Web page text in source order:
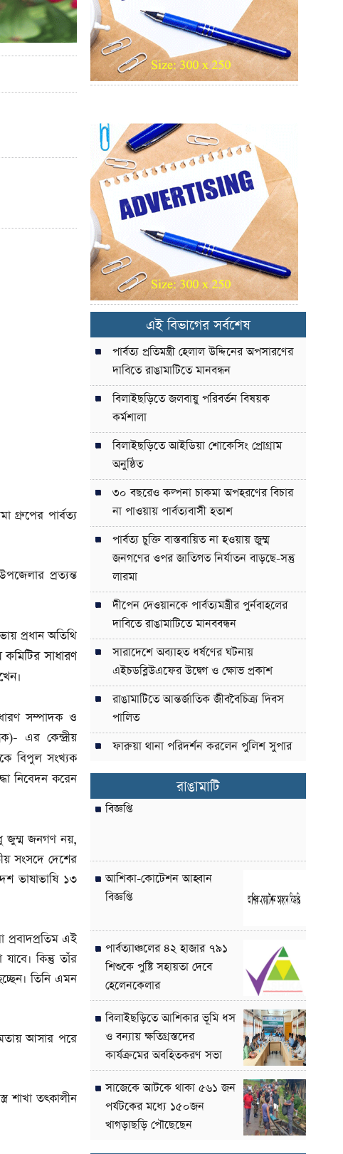
গ্রুপের পার্বত্য
প্রত্যন্ত
প্রধান অতিথি
কমিটির সাধারণ
সম্পাদক ও
এর কেন্দ্রীয়
বিপুল সংখ্যক
নিবেদন করেন
জুম্ম জনগণ নয়,
সংসদে দেশের
ভাষাভাষি ১৩
প্রবাদপ্রতিম এই
কিন্তু তাঁর
তিনি এমন
আসার পরে
শাখা তৎকালীন
এই বিভাগের সর্বশেষ
পার্বত্য প্রতিমন্ত্রী হেলাল উদ্দিনের অপসারণের
দাবিতে রাঙামাটিতে মানবন্ধন
বিলাইছড়িতে জলবায়ু পরিবর্তন বিষয়ক
কর্মশালা
বিলাইছড়িতে আইডিয়া শোকেসিং প্রোগ্রাম
অনুষ্ঠিত
৩০ বছরেও কল্পনা চাকমা অপহরণের বিচার
না পাওয়ায় পার্বত্যবাসী হতাশ
পার্বত্য চুক্তি বাস্তবায়িত না হওয়ায় জুম্ম
জনগণের ওপর জাতিগত নির্যাতন বাড়ছে-সন্তু
লারমা
দীপেন দেওয়ানকে পার্বত্যমন্ত্রীর পুর্নবাহলের
দাবিতে রাঙামাটিতে মানববন্ধন
সারাদেশে অব্যাহত ধর্ষণের ঘটনায়
এইচডব্লিউএফের উদ্বেগ ও ক্ষোভ প্রকাশ
রাঙামাটিতে আন্তর্জাতিক জীববৈচিত্র্য দিবস
পালিত
ফারুয়া থানা পরিদর্শন করলেন পুলিশ সুপার
রাঙামাটি
বিজ্ঞপ্তি
আশিকা-কোটেশন আহ্বান
বিজ্ঞপ্তি
পার্বত্যাঞ্চলের ৪২ হাজার ৭৯১
শিশুকে পুষ্টি সহায়তা দেবে
হেলেনকেলার
বিলাইছড়িতে আশিকার ভূমি ধস
ও বন্যায় ক্ষতিগ্রস্তদের
কার্যক্রমের অবহিতকরণ সভা
সাজেকে আটকে থাকা ৫৬১ জন
পর্যটকের মধ্যে ১৫০জন
খাগড়াছড়ি পৌছেছেন